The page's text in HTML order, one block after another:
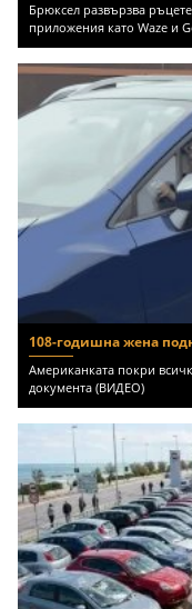
Брюксел развързва
приложения като Waze и
108-годишна жена
Американката покри
документа (ВИДЕО)